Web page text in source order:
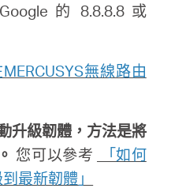
的 8.8.8.8 或
無線路由
升級韌體，方法是將
您可以參考
「如何
最新韌體」